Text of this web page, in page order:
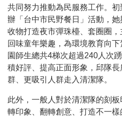
共同努力推動為民服務工作。
辦「台中市民野餐日」活動，
收物打造夜市彈珠檯、套圈圈
回味童年樂趣，為環境教育向
園師生總共4梯次超過240 人次
積好評、提高正面形象，邱隊
群、更吸引人群走入清潔隊。
此外，一般人對於清潔隊的刻
轉印象、翻轉創意、打造不一